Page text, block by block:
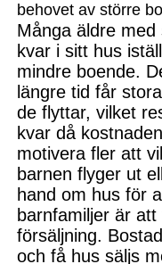
behovet av större
Många äldre
kvar i sitt hus
mindre boende.
längre tid får
de flyttar, vilket
kvar då
motivera fler att
barnen flyger ut
hand om hus för
barnfamiljer är
försäljning.
och få hus säljs